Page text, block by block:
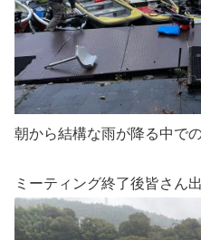
朝から結構な雨が降る中で
ミーティング終了後皆さん